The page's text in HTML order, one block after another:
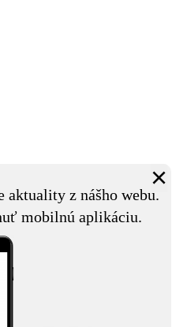
aktuality z nášho webu.
mobilnú aplikáciu.
×